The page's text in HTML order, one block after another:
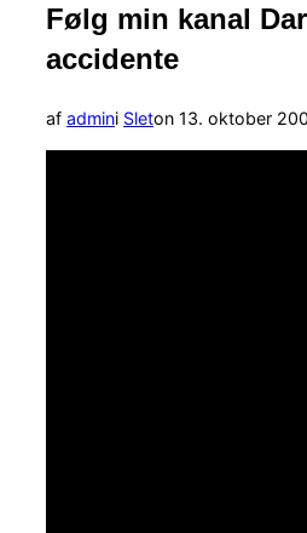
i
sidekolonne
til/fra
Følg min kanal
accidente
af admini Sleton Udgivet
d.
13. oktober